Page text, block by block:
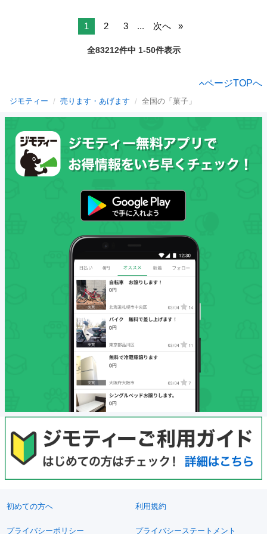
1 2 3 ... 次へ
全83212件中 1-50件表示
ページTOPへ
ジモティー 売ります・あげます 全国の「菓子」
初めての方へ 利用規約
プライバシーポリシー プライバシーステートメント